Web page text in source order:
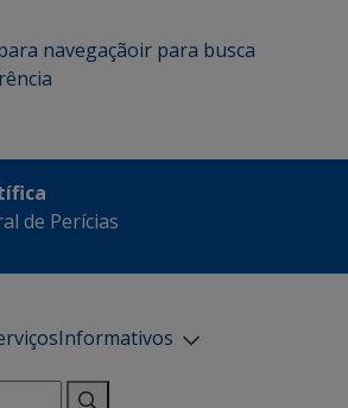
navegaçãoir para busca
de Perícias
Informativos